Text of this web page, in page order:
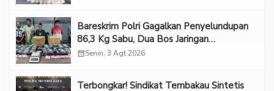
Bareskrim Polri Gagalkan Penyelundupan
86,3 Kg Sabu, Dua Bos Jaringan
Internasional Diburu
calendar_monthSenin, 3 Agt 2026
Terbongkar! Sindikat Tembakau Sintetis